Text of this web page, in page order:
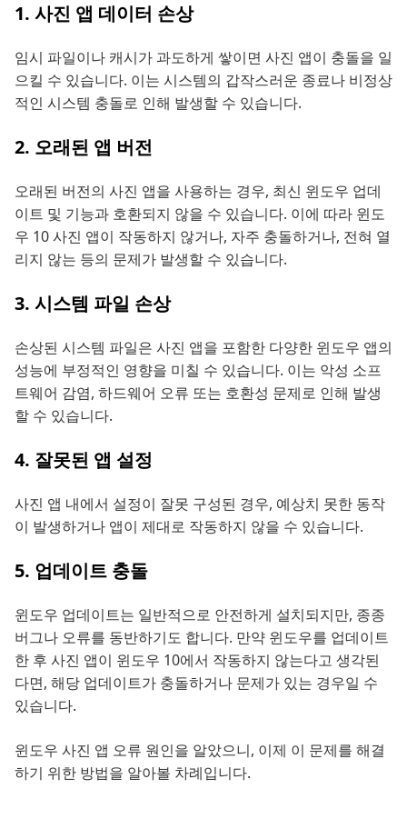
1. 사진 앱 데이터 손상
임시 파일이나 캐시가 과도하게 쌓이면 사진 앱이 충돌을 일
으킬 수 있습니다. 이는 시스템의 갑작스러운 종료나 비정상
적인 시스템 충돌로 인해 발생할 수 있습니다.
2. 오래된 앱 버전
오래된 버전의 사진 앱을 사용하는 경우, 최신 윈도우 업데
이트 및 기능과 호환되지 않을 수 있습니다. 이에 따라 윈도
우 10 사진 앱이 작동하지 않거나, 자주 충돌하거나, 전혀 열
리지 않는 등의 문제가 발생할 수 있습니다.
3. 시스템 파일 손상
손상된 시스템 파일은 사진 앱을 포함한 다양한 윈도우 앱의
성능에 부정적인 영향을 미칠 수 있습니다. 이는 악성 소프
트웨어 감염, 하드웨어 오류 또는 호환성 문제로 인해 발생
할 수 있습니다.
4. 잘못된 앱 설정
사진 앱 내에서 설정이 잘못 구성된 경우, 예상치 못한 동작
이 발생하거나 앱이 제대로 작동하지 않을 수 있습니다.
5. 업데이트 충돌
윈도우 업데이트는 일반적으로 안전하게 설치되지만, 종종
버그나 오류를 동반하기도 합니다. 만약 윈도우를 업데이트
한 후 사진 앱이 윈도우 10에서 작동하지 않는다고 생각된
다면, 해당 업데이트가 충돌하거나 문제가 있는 경우일 수
있습니다.
윈도우 사진 앱 오류 원인을 알았으니, 이제 이 문제를 해결
하기 위한 방법을 알아볼 차례입니다.